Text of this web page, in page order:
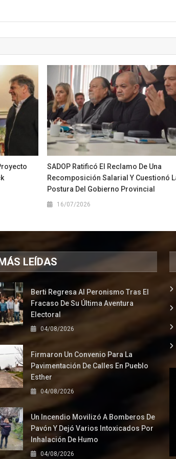
SADOP Ratificó El Reclamo De Una
Recomposición Salarial Y Cuestionó
Postura Del Gobierno Provincial
16/07/2026
LEÍDAS
Berti Regresa Al Peronismo Tras El
Fracaso De Su Última Aventura
Electoral
04/08/2026
Firmaron Un Convenio Para La
Pavimentación De Calles En Pueblo
Esther
04/08/2026
Un Incendio Movilizó A Bomberos De
Pavón Y Dejó Varios Intoxicados Por
Inhalación De Humo
04/08/2026